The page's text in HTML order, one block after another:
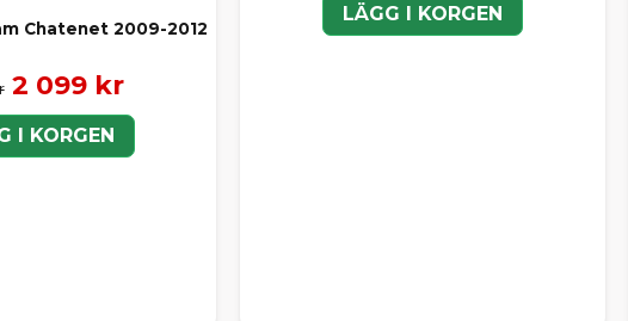
Chatenet 2009-2012
2 099 kr
I KORGEN
LÄGG I KORGEN